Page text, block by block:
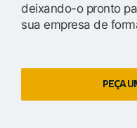
deixando-o pronto
sua empresa de
PEÇA